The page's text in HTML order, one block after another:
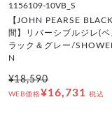
1156109-10VB_S
【JOHN PEARSE
間】リバーシブルジレ(
ラック＆グレー/
N
¥18,590
WEB価格¥16,731 税込